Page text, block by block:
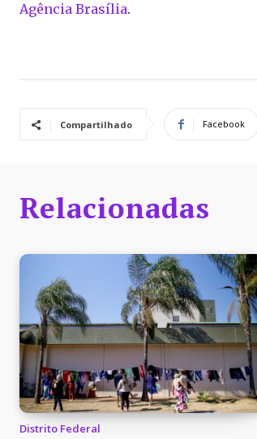
Agência Brasília.
Compartilhado Facebook
Relacionadas
Distrito Federal